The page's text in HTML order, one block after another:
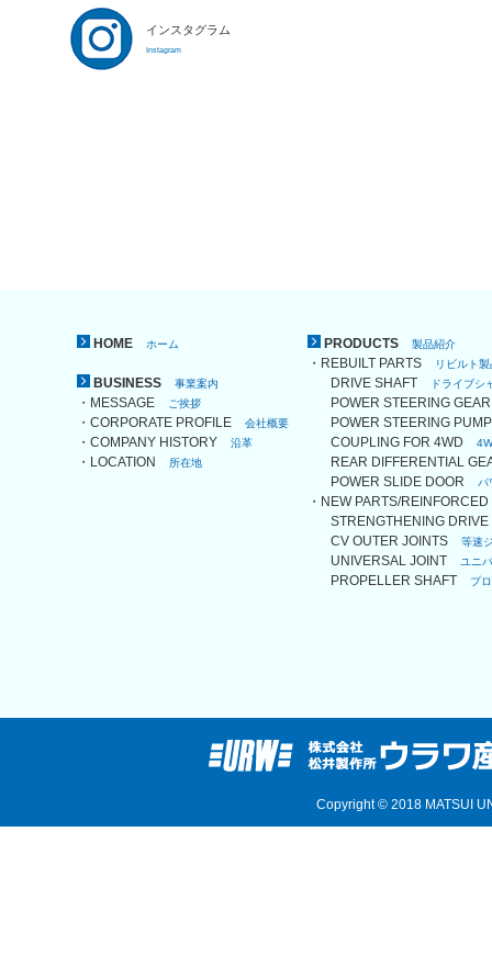
インスタグラム
Instagram
HOME ホーム
BUSINESS 事業案内
・MESSAGE ご挨拶
・CORPORATE PROFILE 会社概要
・COMPANY HISTORY 沿革
・LOCATION 所在地
PRODUCTS 製品紹介
・REBUILT PARTS リビルト製
DRIVE SHAFT ドライブシ
POWER STEERING
POWER STEERING
COUPLING FOR 4WD
REAR DIFFERENTIAL
POWER SLIDE DOOR
パ
・NEW PARTS/
STRENGTHENING
CV OUTER JOINTS
等速
UNIVERSAL JOINT ユニ
PROPELLER SHAFT プ
Copyright © 2018 MATSUI